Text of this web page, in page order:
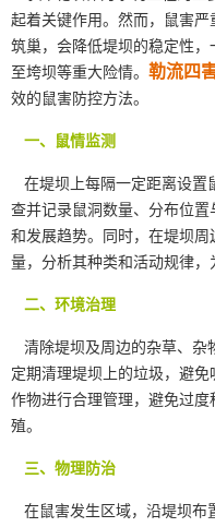
起着关键作用。然而，鼠害
筑巢，会降低堤坝的稳定性
至垮坝等重大险情。 勒流四
效的鼠害防控方法。
一、鼠情监测
在堤坝上每隔一定距离设置
查并记录鼠洞数量、分布位
和发展趋势。同时，在堤坝
量，分析其种类和活动规律，
二、环境治理
清除堤坝及周边的杂草、杂
定期清理堤坝上的垃圾，避
作物进行合理管理，避免过
殖。
三、物理防治
在鼠害发生区域，沿堤坝布